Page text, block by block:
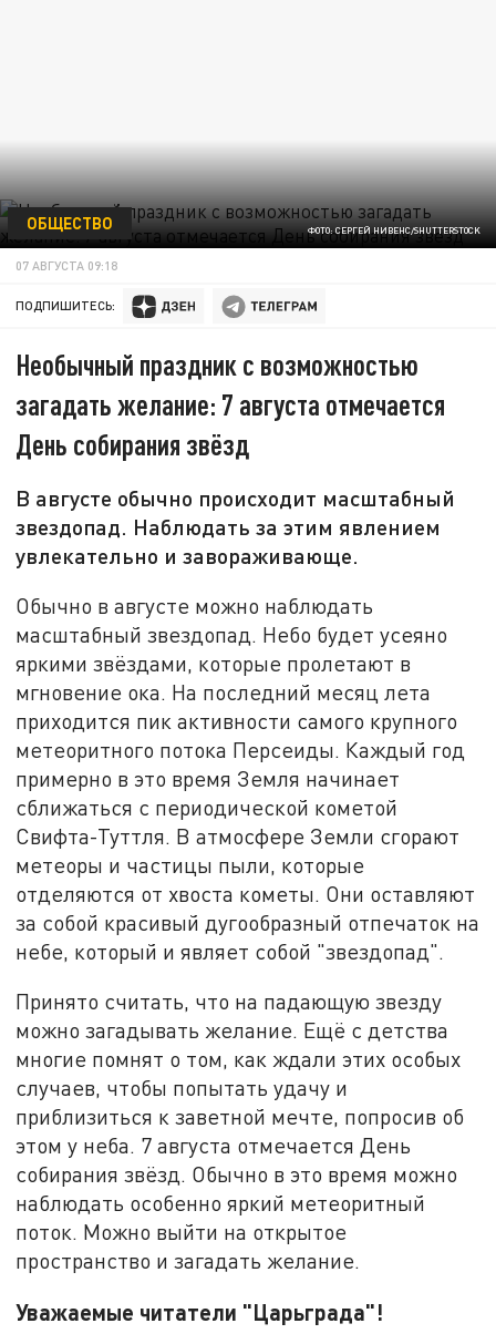
ФОТО: СЕРГЕЙ НИВЕНС/SHUTTERSTOCK
ОБЩЕСТВО
07 АВГУСТА 09:18
ПОДПИШИТЕСЬ:
Необычный праздник с возможностью
загадать желание: 7 августа отмечается
День собирания звёзд
В августе обычно происходит масштабный
звездопад. Наблюдать за этим явлением
увлекательно и завораживающе.
Обычно в августе можно наблюдать
масштабный звездопад. Небо будет усеяно
яркими звёздами, которые пролетают в
мгновение ока. На последний месяц лета
приходится пик активности самого крупного
метеоритного потока Персеиды. Каждый год
примерно в это время Земля начинает
сближаться с периодической кометой
Свифта-Туттля. В атмосфере Земли сгорают
метеоры и частицы пыли, которые
отделяются от хвоста кометы. Они оставляют
за собой красивый дугообразный отпечаток на
небе, который и являет собой "звездопад".
Принято считать, что на падающую звезду
можно загадывать желание. Ещё с детства
многие помнят о том, как ждали этих особых
случаев, чтобы попытать удачу и
приблизиться к заветной мечте, попросив об
этом у неба. 7 августа отмечается День
собирания звёзд. Обычно в это время можно
наблюдать особенно яркий метеоритный
поток. Можно выйти на открытое
пространство и загадать желание.
Уважаемые читатели "Царьграда"!